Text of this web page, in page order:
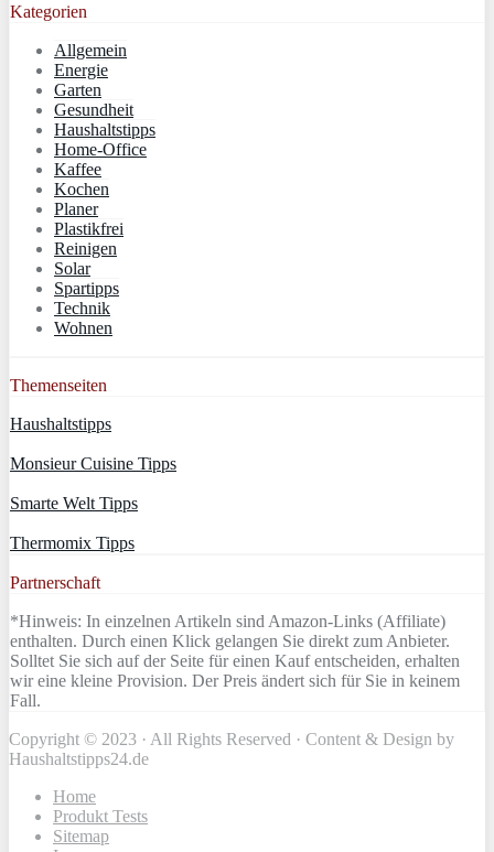
Kategorien
Allgemein
Energie
Garten
Gesundheit
Haushaltstipps
Home-Office
Kaffee
Kochen
Planer
Plastikfrei
Reinigen
Solar
Spartipps
Technik
Wohnen
Themenseiten
Haushaltstipps
Monsieur Cuisine Tipps
Smarte Welt Tipps
Thermomix Tipps
Partnerschaft
*Hinweis: In einzelnen Artikeln sind Amazon-Links (Affiliate)
enthalten. Durch einen Klick gelangen Sie direkt zum Anbieter.
Solltet Sie sich auf der Seite für einen Kauf entscheiden, erhalten
wir eine kleine Provision. Der Preis ändert sich für Sie in keinem
Fall.
Copyright © 2023 · All Rights Reserved · Content & Design by
Haushaltstipps24.de
Home
Produkt Tests
Sitemap